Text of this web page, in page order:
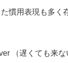
慣用表現も多く
（遅くても来な